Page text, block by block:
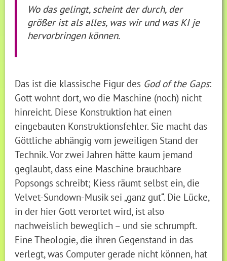
Wo das gelingt, scheint der durch, der
größer ist als alles, was wir und was KI je
hervorbringen können.
Das ist die klassische Figur des God of the Gaps:
Gott wohnt dort, wo die Maschine (noch) nicht
hinreicht. Diese Konstruktion hat einen
eingebauten Konstruktionsfehler. Sie macht das
Göttliche abhängig vom jeweiligen Stand der
Technik. Vor zwei Jahren hätte kaum jemand
geglaubt, dass eine Maschine brauchbare
Popsongs schreibt; Kiess räumt selbst ein, die
Velvet-Sundown-Musik sei „ganz gut“. Die Lücke,
in der hier Gott verortet wird, ist also
nachweislich beweglich – und sie schrumpft.
Eine Theologie, die ihren Gegenstand in das
verlegt, was Computer gerade nicht können, hat